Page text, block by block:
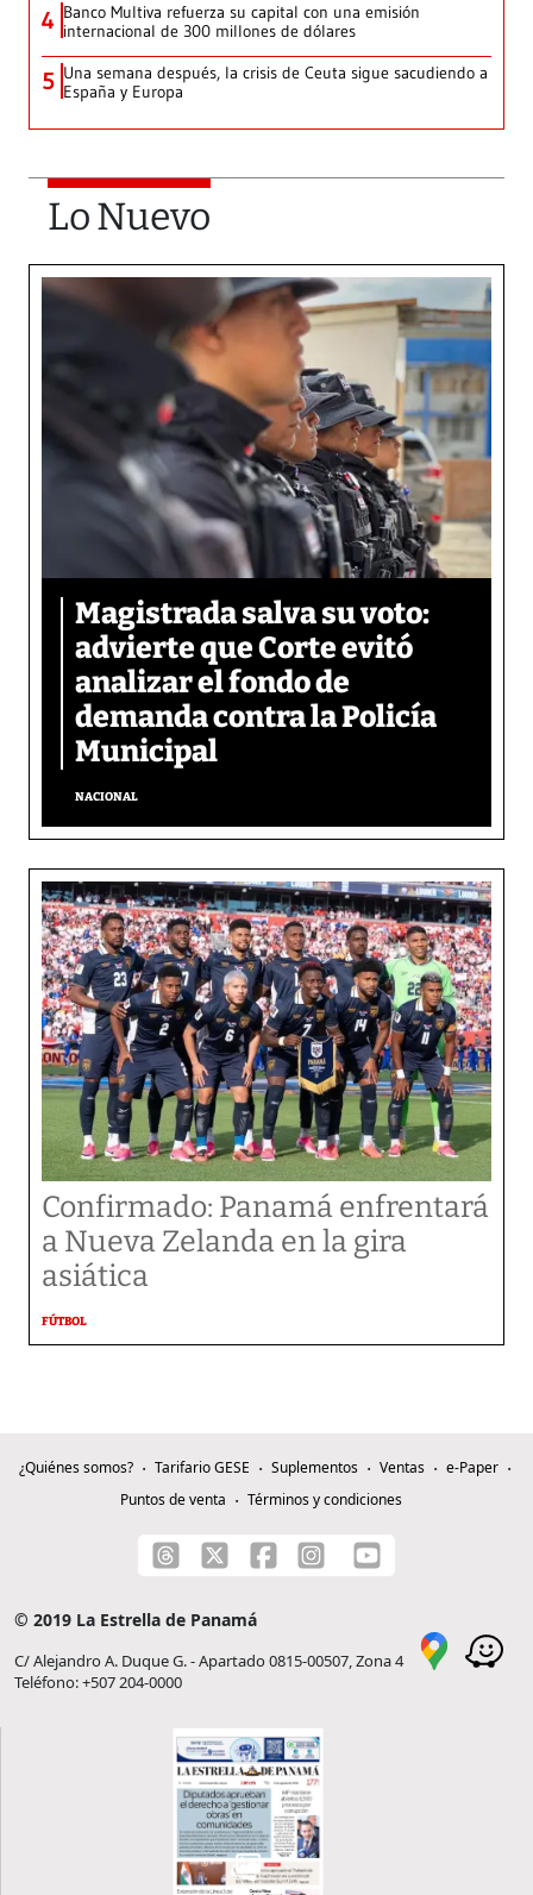
4 Banco Multiva refuerza su capital con una emisión
internacional de 300 millones de dólares
5 Una semana después, la crisis de Ceuta sigue sacudiendo a
España y Europa
Lo Nuevo
Magistrada salva su voto:
advierte que Corte evitó
analizar el fondo de
demanda contra la Policía
Municipal
NACIONAL
Confirmado: Panamá enfrentará
a Nueva Zelanda en la gira
asiática
FÚTBOL
¿Quiénes somos? Tarifario GESE Suplementos Ventas
e-Paper
Puntos de venta
Términos y condiciones
© 2019 La Estrella de Panamá
C/ Alejandro A. Duque G. - Apartado 0815-00507, Zona 4
Teléfono: +507 204-0000